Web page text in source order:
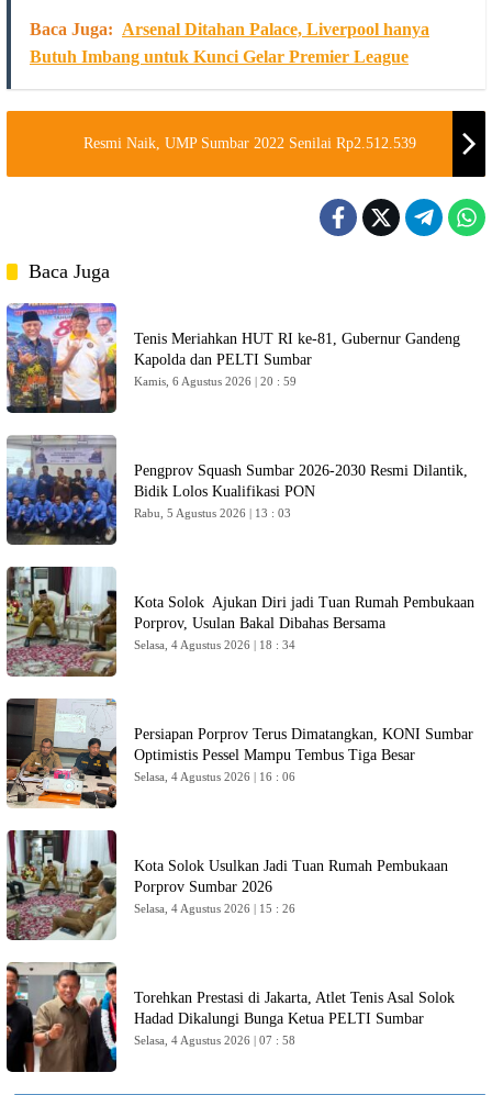
Baca Juga: Arsenal Ditahan Palace, Liverpool hanya
Butuh Imbang untuk Kunci Gelar Premier League
Resmi Naik, UMP Sumbar 2022 Senilai Rp2.512.539
Baca Juga
Tenis Meriahkan HUT RI ke-81, Gubernur Gandeng
Kapolda dan PELTI Sumbar
Kamis, 6 Agustus 2026 | 20 : 59
Pengprov Squash Sumbar 2026-2030 Resmi Dilantik,
Bidik Lolos Kualifikasi PON
Rabu, 5 Agustus 2026 | 13 : 03
Kota Solok Ajukan Diri jadi Tuan Rumah Pembukaan
Porprov, Usulan Bakal Dibahas Bersama
Selasa, 4 Agustus 2026 | 18 : 34
Persiapan Porprov Terus Dimatangkan, KONI Sumbar
Optimistis Pessel Mampu Tembus Tiga Besar
Selasa, 4 Agustus 2026 | 16 : 06
Kota Solok Usulkan Jadi Tuan Rumah Pembukaan
Porprov Sumbar 2026
Selasa, 4 Agustus 2026 | 15 : 26
Torehkan Prestasi di Jakarta, Atlet Tenis Asal Solok
Hadad Dikalungi Bunga Ketua PELTI Sumbar
Selasa, 4 Agustus 2026 | 07 : 58